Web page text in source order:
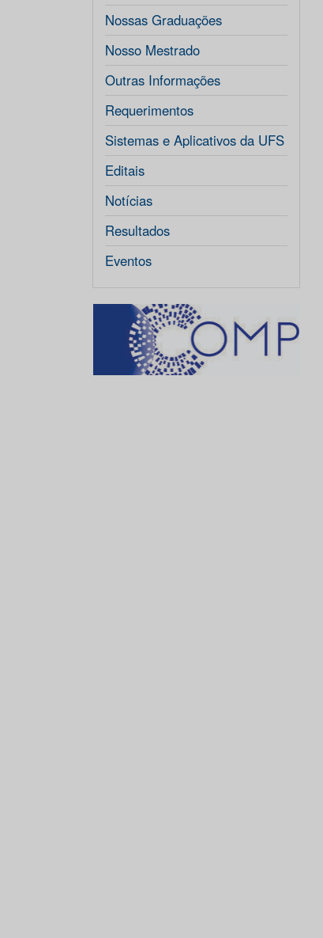
Nossas Graduações
Nosso Mestrado
Outras Informações
Requerimentos
Sistemas e Aplicativos da UFS
Editais
Notícias
Resultados
Eventos